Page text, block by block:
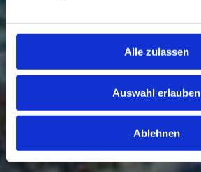
Alle zulassen
Auswahl erlauben
Ablehnen